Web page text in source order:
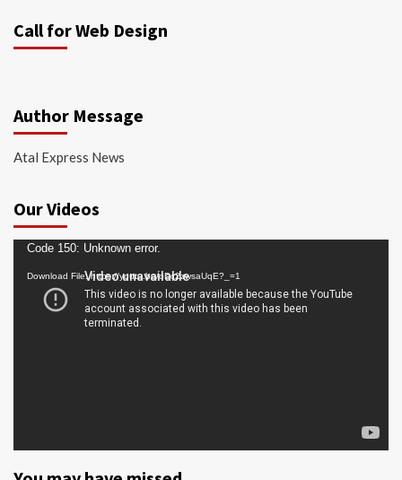
Call for Web Design
Author Message
Atal Express News
Our Videos
Video
Player
Code 150: Unknown error.
Download File: https://youtu.be/oDc2zwsaUqE?_=1